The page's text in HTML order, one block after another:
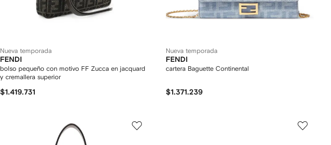
Nueva temporada
FENDI
bolso pequeño con motivo FF Zucca en jacquard
y cremallera superior
$1.419.731
Nueva temporada
FENDI
cartera Baguette Continental
$1.371.239